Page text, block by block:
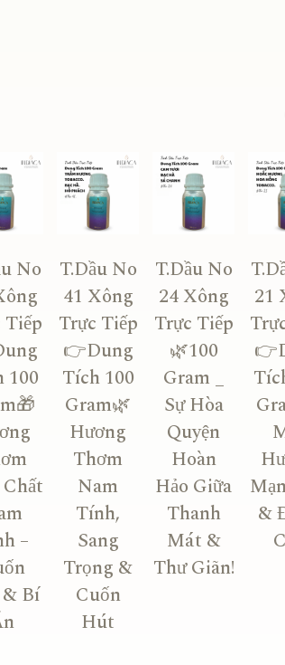
No
Tiếp
100
–
Bí
T.Dầu No
41 Xông
Trực Tiếp
👉Dung
Tích 100
Gram🌿
Hương
Thơm
Nam
Tính,
Sang
Trọng &
Cuốn
Hút
T.Dầu No
24 Xông
Trực Tiếp
🌿100
Gram _
Sự Hòa
Quyện
Hoàn
Hảo Giữa
Thanh
Mát &
Thư Giãn!
21
&